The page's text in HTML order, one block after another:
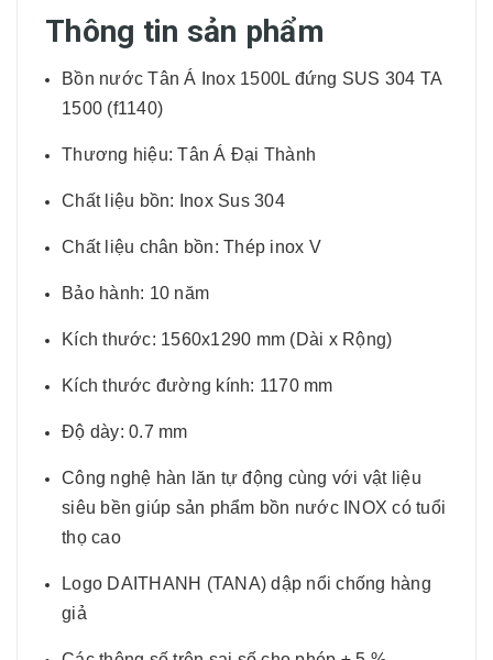
Thông tin sản phẩm
Bồn nước Tân Á Inox 1500L đứng SUS 304 TA
1500 (f1140)
Thương hiệu: Tân Á Đại Thành
Chất liệu bồn: Inox Sus 304
Chất liệu chân bồn: Thép inox V
Bảo hành: 10 năm
Kích thước: 1560x1290 mm (Dài x Rộng)
Kích thước đường kính: 1170 mm
Độ dày: 0.7 mm
Công nghệ hàn lăn tự động cùng với vật liệu
siêu bền giúp sản phẩm bồn nước INOX có tuổi
thọ cao
Logo DAITHANH (TANA) dập nổi chống hàng
giả